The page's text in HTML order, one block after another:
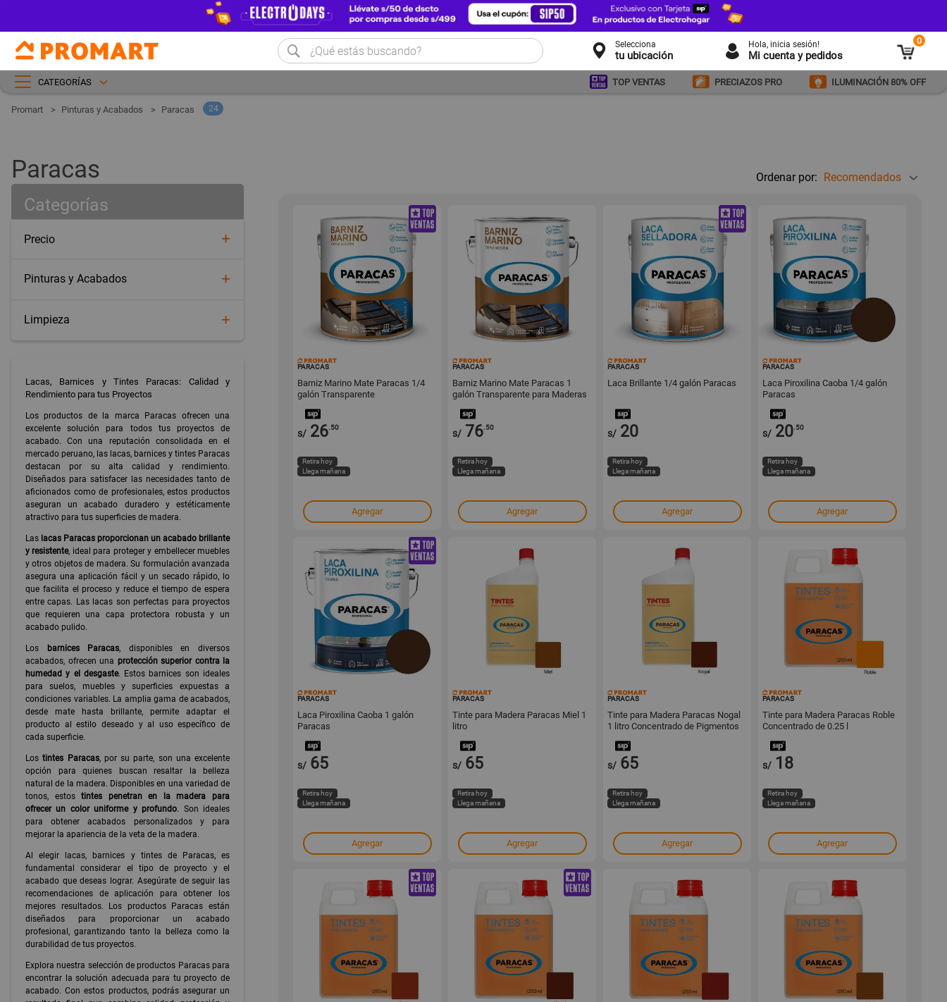
Selecciona
tu ubicación
Hola, inicia sesión!
Mi cuenta y pedidos
0
CATEGORÍAS TOP VENTAS PRECIAZOS PRO ILUMINACIÓN 80% OFF
Pinturas y Acabados Paracas 24
Paracas
Categorías
Precio
Pinturas y Acabados
Limpieza
Lacas, Barnices y Tintes Paracas: Calidad y
Rendimiento para tus Proyectos
Los productos de la marca Paracas ofrecen una
excelente solución para todos tus proyectos de
acabado. Con una reputación consolidada en el
mercado peruano, las lacas, barnices y tintes Paracas
destacan por su alta calidad y rendimiento.
Diseñados para satisfacer las necesidades tanto de
aficionados como de profesionales, estos productos
aseguran un acabado duradero y estéticamente
atractivo para tus superficies de madera.
Las lacas Paracas proporcionan un acabado brillante
y resistente, ideal para proteger y embellecer muebles
y otros objetos de madera. Su formulación avanzada
asegura una aplicación fácil y un secado rápido, lo
que facilita el proceso y reduce el tiempo de espera
entre capas. Las lacas son perfectas para proyectos
que requieren una capa protectora robusta y un
acabado pulido.
Los barnices Paracas, disponibles en diversos
acabados, ofrecen una protección superior contra la
humedad y el desgaste. Estos barnices son ideales
para suelos, muebles y superficies expuestas a
condiciones variables. La amplia gama de acabados,
desde mate hasta brillante, permite adaptar el
producto al estilo deseado y al uso específico de
cada superficie.
Lostintes Paracas, por su parte, son una excelente
opción para quienes buscan resaltar la belleza
natural de la madera. Disponibles en una variedad de
tonos, estostintes penetran en la madera para
ofrecer un color uniforme y profundo. Son ideales
para obtener acabados personalizados y para
mejorar la apariencia de la veta de la madera.
Al elegir lacas, barnices y tintes de Paracas, es
fundamental considerar el tipo de proyecto y el
acabado que deseas lograr. Asegúrate de seguir las
recomendaciones de aplicación para obtener los
mejores resultados. Los productos Paracas están
diseñados para proporcionar un acabado
profesional, garantizando tanto la belleza como la
durabilidad de tus proyectos.
Explora nuestra selección de productos Paracas para
encontrar la solución adecuada para tu proyecto de
acabado. Con estos productos, podrás asegurar un
Ordenar por: Recomendados
PARACAS
Barniz Marino Mate Paracas 1/4
galón Transparente
s/ 26.50
Retira hoy
Llega mañana
Agregar
PARACAS
Barniz Marino Mate Paracas 1
galón Transparente para Maderas
s/ 76.50
Retira hoy
Llega mañana
Agregar
PARACAS
Laca Brillante 1/4 galón Paracas
s/ 20
Retira hoy
Llega mañana
Agregar
PARACAS
Laca Piroxilina Caoba 1/4 galón
Paracas
s/ 20.50
Retira hoy
Llega mañana
Agregar
PARACAS
Laca Piroxilina Caoba 1 galón
Paracas
s/ 65
Retira hoy
Llega mañana
Agregar
PARACAS
Tinte para Madera Paracas Miel 1
litro
s/ 65
Retira hoy
Llega mañana
Agregar
PARACAS
Tinte para Madera Paracas Nogal
1 litro Concentrado de Pigmentos
s/ 65
Retira hoy
Llega mañana
Agregar
PARACAS
Tinte para Madera Paracas Roble
Concentrado de 0.25 l
s/ 18
Retira hoy
Llega mañana
Agregar